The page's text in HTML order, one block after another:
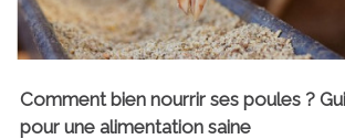
Comment bien nourrir ses poules ?
pour une alimentation saine